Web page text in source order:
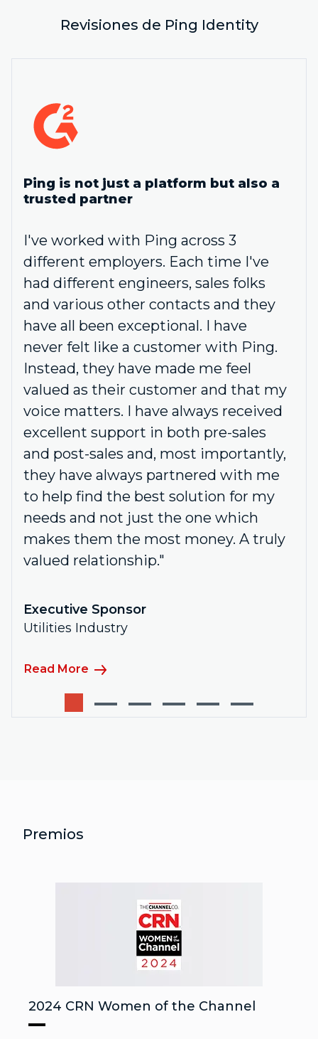
Revisiones de Ping Identity
Ping is not just a platform but also a
trusted partner
I've worked with Ping across 3
different employers. Each time I've
had different engineers, sales folks
and various other contacts and they
have all been exceptional. I have
never felt like a customer with Ping.
Instead, they have made me feel
valued as their customer and that my
voice matters. I have always received
excellent support in both pre-sales
and post-sales and, most importantly,
they have always partnered with me
to help find the best solution for my
needs and not just the one which
makes them the most money. A truly
valued relationship."
Executive Sponsor
Utilities Industry
Read More
Premios
2024 CRN Women of the Channel